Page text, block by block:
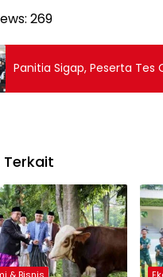
269
Panitia Sigap, Peserta Tes
Terkait
& Bisnis